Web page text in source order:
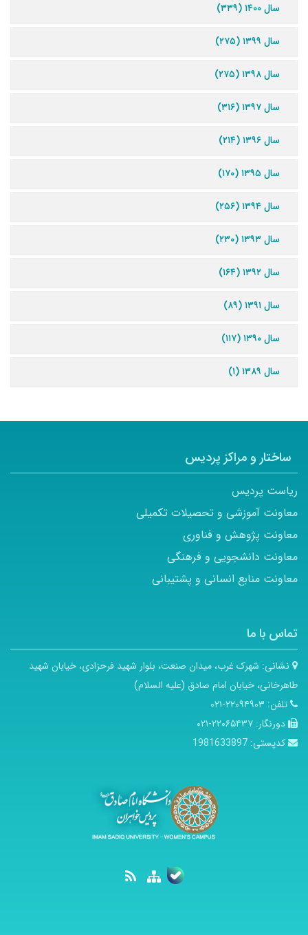
سال ۱۴۰۰ (۳۳۹)
سال ۱۳۹۹ (۲۷۵)
سال ۱۳۹۸ (۲۷۵)
سال ۱۳۹۷ (۳۱۶)
سال ۱۳۹۶ (۲۱۴)
سال ۱۳۹۵ (۱۷۰)
سال ۱۳۹۴ (۲۵۶)
سال ۱۳۹۳ (۲۳۰)
سال ۱۳۹۲ (۱۶۴)
سال ۱۳۹۱ (۸۹)
سال ۱۳۹۰ (۱۱۷)
سال ۱۳۸۹ (۱)
ساختار و مراکز پردیس
ریاست پردیس
معاونت آموزشی و تحصیلات تکمیلی
معاونت پژوهش و فناوری
معاونت دانشجویی و فرهنگی
معاونت منابع انسانی و پشتیبانی
تماس با ما
نشانی: شهرک غرب، میدان صنعت، بلوار شهید فرحزادی، خیابان شهید
طاهرخانی، خیابان امام صادق (علیه السلام)
تلفن: ۲۲۰۹۴۹۰۳-۰۲۱
دورنگار: ۲۲۰۶۵۴۳۷-۰۲۱
کدپستی: 1981633897